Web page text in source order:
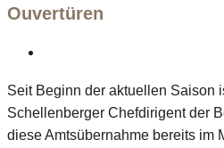
Ouvertüren
Seit Beginn der aktuellen Saison
Schellenberger Chefdirigent der
diese Amtsübernahme bereits im